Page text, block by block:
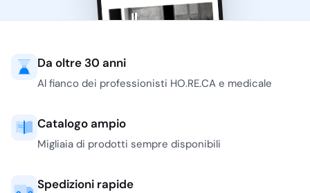
Da oltre 30 anni
Al fianco dei professionisti HO.RE.CA e medicale
Catalogo ampio
Migliaia di prodotti sempre disponibili
Spedizioni rapide